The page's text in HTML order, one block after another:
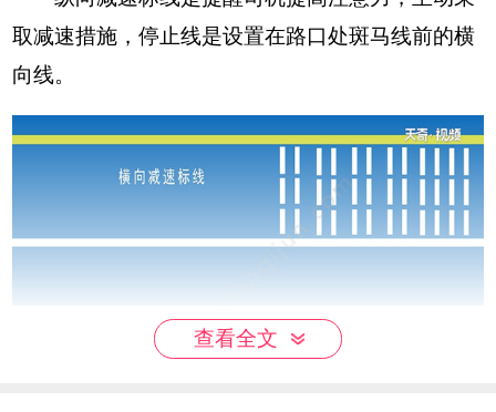
取减速措施，停止线是设置在路口处斑马线前的横
向线。
查看全文